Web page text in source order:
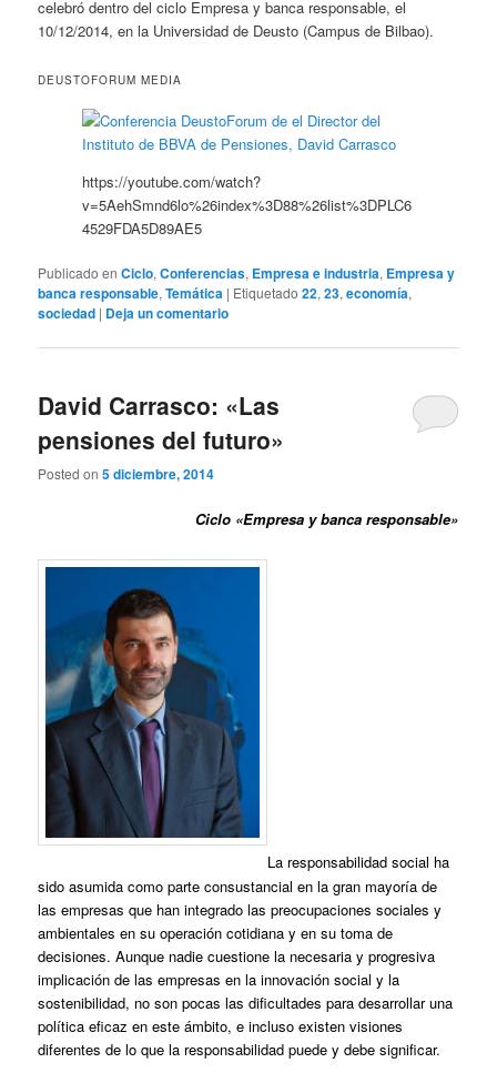
celebró dentro del ciclo Empresa y banca responsable, el
10/12/2014, en la Universidad de Deusto (Campus de Bilbao).
DEUSTOFORUM MEDIA
https://youtube.com/watch?
v=5AehSmnd6lo%26index%3D88%26list%3DPLC6
4529FDA5D89AE5
Publicado en Ciclo,Conferencias, Empresa e industria, Empresa y
banca responsable,Temática | Etiquetado 22,23,economía,
sociedad | Deja un comentario
David Carrasco: «Las
pensiones del futuro»
Posted on5 diciembre, 2014
Ciclo «Empresa y banca responsable»
La responsabilidad social ha
sido asumida como parte consustancial en la gran mayoría de
las empresas que han integrado las preocupaciones sociales y
ambientales en su operación cotidiana y en su toma de
decisiones. Aunque nadie cuestione la necesaria y progresiva
implicación de las empresas en la innovación social y la
sostenibilidad, no son pocas las dificultades para desarrollar una
política eficaz en este ámbito, e incluso existen visiones
diferentes de lo que la responsabilidad puede y debe significar.